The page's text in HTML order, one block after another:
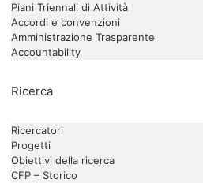
Piani Triennali di Attività
Accordi e convenzioni
Amministrazione Trasparente
Accountability
Ricerca
Ricercatori
Progetti
Obiettivi della ricerca
CFP – Storico